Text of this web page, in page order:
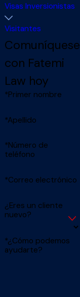
Visas Inversionistas
Visitantes
Comuníquese
con Fatemi
Law hoy
*Primer nombre
*Apellido
*Número de
teléfono
*Correo electrónico
¿Eres un cliente
nuevo?
*¿Cómo podemos
ayudarte?